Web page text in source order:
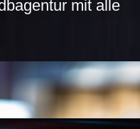
mit allen